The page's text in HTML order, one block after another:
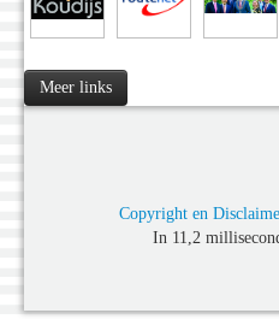
Meer links
Copyright en
In 11,2